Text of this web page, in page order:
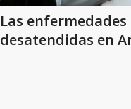
Las
desatendidas en